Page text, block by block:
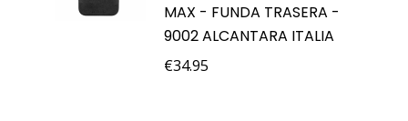
MAX - FUNDA TRASERA -
9002 ALCANTARA ITALIA
€34.95